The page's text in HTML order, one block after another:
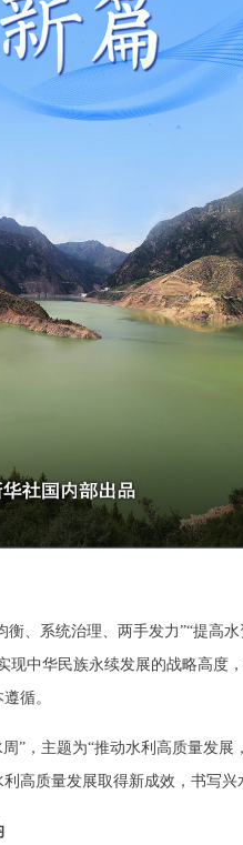
衡、系统治理、两手发力”“提高
中华民族永续发展的战略高度
循。
”，主题为“推动水利高质量发展
高质量发展取得新成效，书写兴